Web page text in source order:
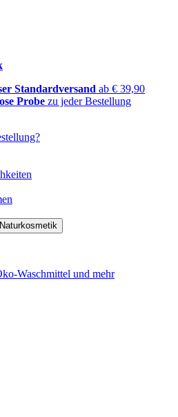
Standardversand ab € 39,90
Probe zu jeder Bestellung
Waschmittel und mehr